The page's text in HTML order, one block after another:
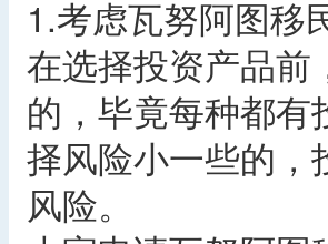
1.考虑瓦努阿图移
在选择投资产品前
的，毕竟每种都
择风险小一些的，
风险。